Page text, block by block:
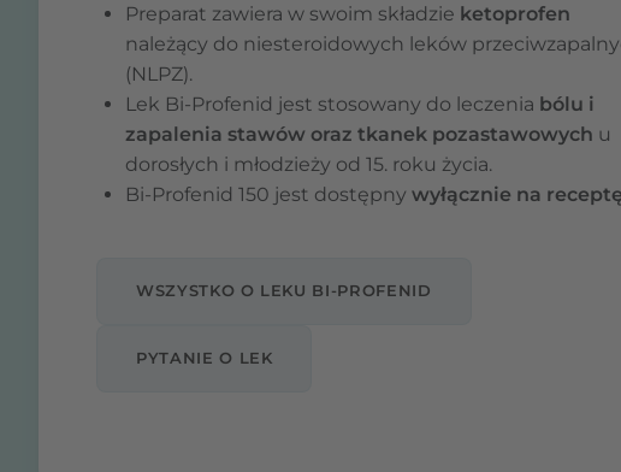
Preparat zawiera w swoim składzie ketoprofen
należący do niesteroidowych leków
(NLPZ).
Lek Bi-Profenid jest stosowany do leczenia bólu i
zapalenia stawów oraz tkanek pozastawowych u
dorosłych i młodzieży od 15. roku życia.
Bi-Profenid 150 jest dostępny wyłącznie na
WSZYSTKO O LEKU BI-PROFENID
PYTANIE O LEK